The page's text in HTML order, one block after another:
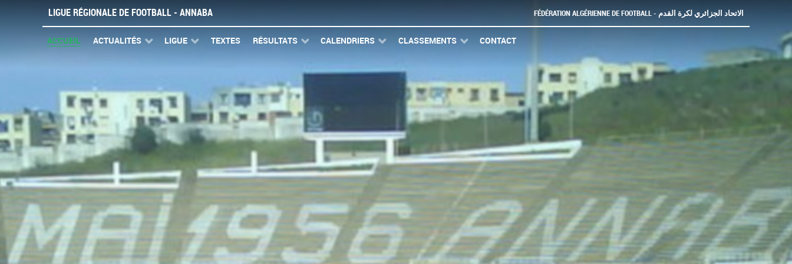
LIGUE RÉGIONALE DE FOOTBALL - ANNABA FÉDÉRATION ALGÉRIENNE DE FOOTBALL - الاتحاد الجزائري لكرة القدم
ACCUEIL ACTUALITÉS LIGUE TEXTES RÉSULTATS CALENDRIERS CLASSEMENTS CONTACT